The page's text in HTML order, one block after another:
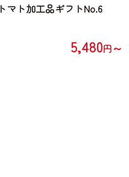
トマト加工品ギフトNo.6
5,480円～